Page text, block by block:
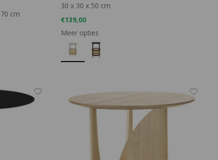
cm
30 x 30 x 50 cm
€139,00
Meer opties